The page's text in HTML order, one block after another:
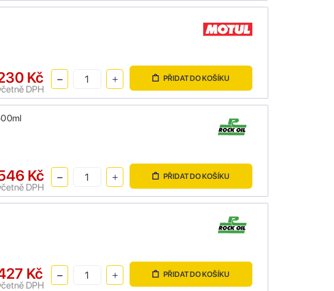
Kč
DPH
PŘIDAT DO KOŠÍKU
Kč
DPH
PŘIDAT DO KOŠÍKU
Kč
DPH
PŘIDAT DO KOŠÍKU